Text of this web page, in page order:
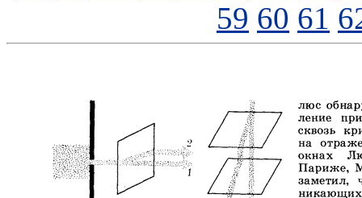
59 60 61